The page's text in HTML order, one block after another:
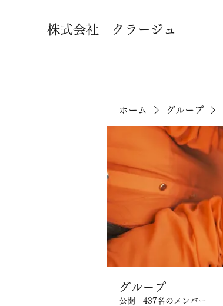
株式会社 クラージュ
ホーム グループ
グループ
公開 · 437名のメンバー